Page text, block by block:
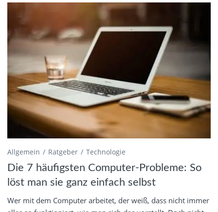
Allgemein Ratgeber Technologie
Die 7 häufigsten Computer-Probleme: So
löst man sie ganz einfach selbst
Wer mit dem Computer arbeitet, der weiß, dass nicht immer